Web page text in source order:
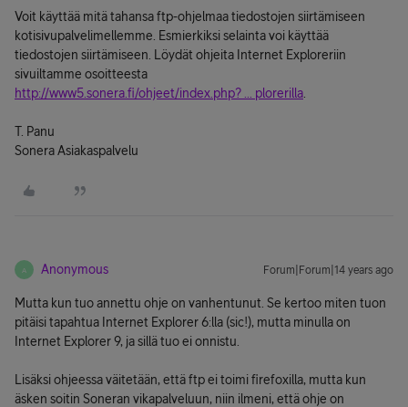
Voit käyttää mitä tahansa ftp-ohjelmaa tiedostojen siirtämiseen
kotisivupalvelimellemme. Esmierkiksi selainta voi käyttää
tiedostojen siirtämiseen. Löydät ohjeita Internet Exploreriin
sivuiltamme osoitteesta
http://www5.sonera.fi/ohjeet/index.php? ... plorerilla
T. Panu
Sonera Asiakaspalvelu
A Anonymous Forum|Forum|14 years ago
Mutta kun tuo annettu ohje on vanhentunut. Se kertoo miten tuon
pitäisi tapahtua Internet Explorer 6:lla (sic!), mutta minulla on
Internet Explorer 9, ja sillä tuo ei onnistu.
Lisäksi ohjeessa väitetään, että ftp ei toimi firefoxilla, mutta kun
äsken soitin Soneran vikapalveluun, niin ilmeni, että ohje on